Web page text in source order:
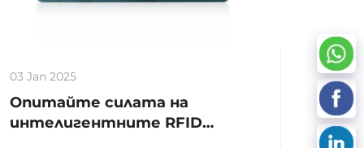
03 Jan 2025
Опитайте силата на
интелигентните RFID